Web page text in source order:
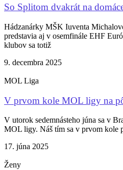
So Splitom dvakrát na
Hádzanárky MŠK Iuventa
predstavia aj v osemfinále EHF
klubov sa totiž
9. decembra 2025
MOL Liga
V prvom kole MOL ligy na
V utorok sedemnásteho júna sa v
MOL ligy. Náš tím sa v prvom kole
17. júna 2025
Ženy